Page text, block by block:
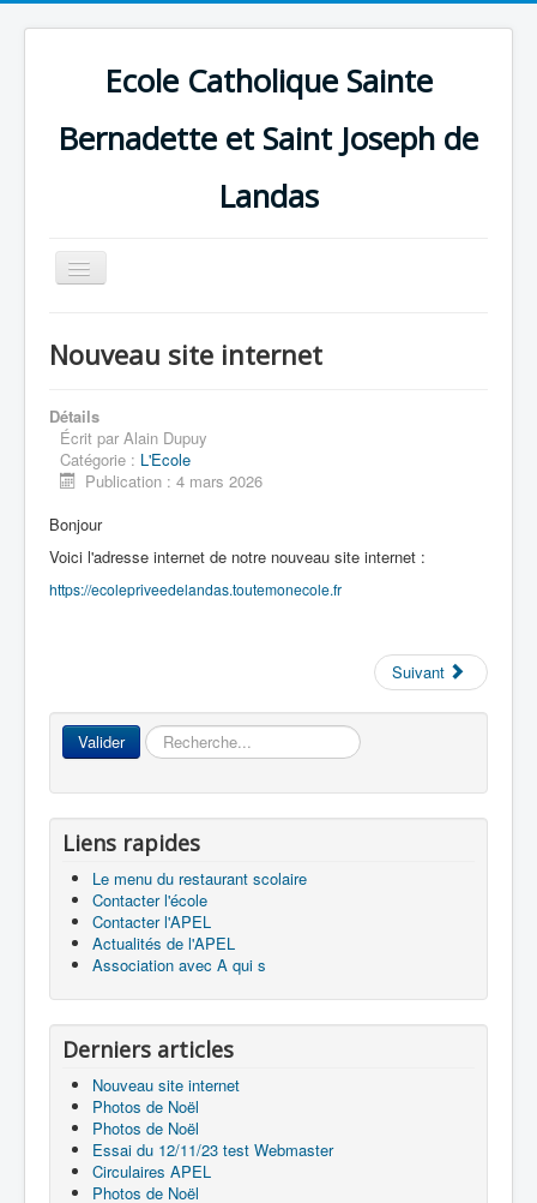
Ecole Catholique Sainte
Bernadette et Saint Joseph de
Landas
Basculer
la
La vie dans les classes
Les associations
Nouveau site internet
Détails
Écrit par Alain Dupuy
Catégorie : L'Ecole
Publication : 4 mars 2026
Bonjour
Voici l'adresse internet de notre nouveau site internet :
https://ecolepriveedelandas.toutemonecole.fr
Suivant
Valider Rechercher
Liens rapides
Le menu du restaurant scolaire
Contacter l'école
Contacter l'APEL
Actualités de l'APEL
Association avec A qui s
Derniers articles
Nouveau site internet
Photos de Noël
Photos de Noël
Essai du 12/11/23 test Webmaster
Circulaires APEL
Photos de Noël